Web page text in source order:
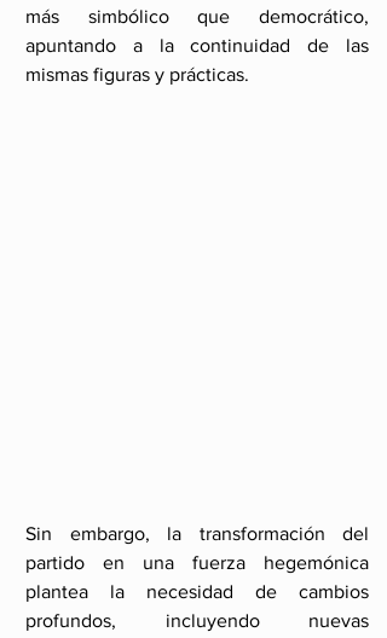
más simbólico que democrático,
apuntando a la continuidad de las
mismas figuras y prácticas.
Sin embargo, la transformación del
partido en una fuerza hegemónica
plantea la necesidad de cambios
profundos, incluyendo nuevas